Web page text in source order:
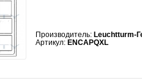
Производитель: Leuchtturm-
Артикул: ENCAPQXL